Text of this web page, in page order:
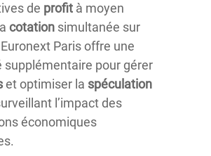
de profit à moyen
cotation simultanée sur
Paris offre une
supplémentaire pour gérer
et optimiser la spéculation
l’impact des
économiques